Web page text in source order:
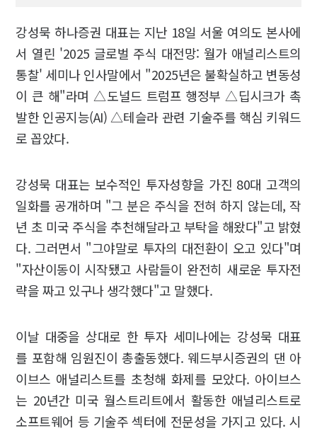
강성묵 하나증권 대표는 지난 18일 서울 여의도 본사에
서 열린 '2025 글로벌 주식 대전망: 월가 애널리스트의
통찰' 세미나 인사말에서 "2025년은 불확실하고 변동성
이 큰 해"라며 △도널드 트럼프 행정부 △딥시크가 촉
발한 인공지능(AI) △테슬라 관련 기술주를 핵심 키워드
로 꼽았다.
강성묵 대표는 보수적인 투자성향을 가진 80대 고객의
일화를 공개하며 "그 분은 주식을 전혀 하지 않는데, 작
년 초 미국 주식을 추천해달라고 부탁을 해왔다"고 밝혔
다. 그러면서 "그야말로 투자의 대전환이 오고 있다"며
"자산이동이 시작됐고 사람들이 완전히 새로운 투자전
략을 짜고 있구나 생각했다"고 말했다.
이날 대중을 상대로 한 투자 세미나에는 강성묵 대표
를 포함해 임원진이 총출동했다. 웨드부시증권의 댄 아
이브스 애널리스트를 초청해 화제를 모았다. 아이브스
는 20년간 미국 월스트리트에서 활동한 애널리스트로
소프트웨어 등 기술주 섹터에 전문성을 가지고 있다. 시